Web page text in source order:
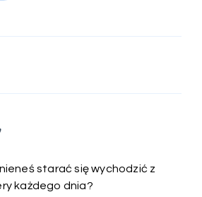
starać się wychodzić z
każdego dnia?